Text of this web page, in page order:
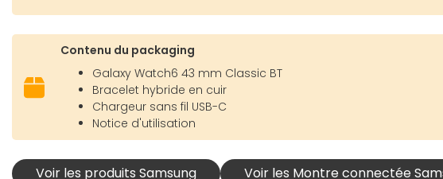
Contenu du packaging
Galaxy Watch6 43 mm Classic BT
Bracelet hybride en cuir
Chargeur sans fil USB-C
Notice d'utilisation
Voir les produits Samsung Voir les Montre connectée